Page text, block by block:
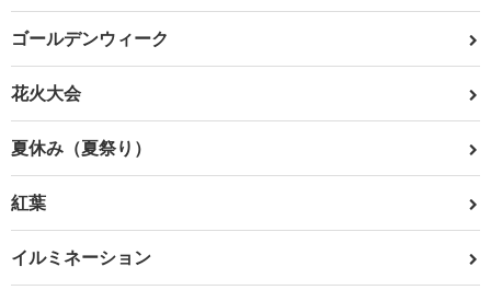
ゴールデンウィーク
花火大会
夏休み（夏祭り）
紅葉
イルミネーション